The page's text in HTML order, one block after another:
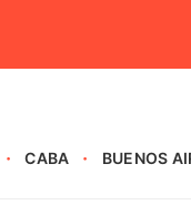
CABA BUENOS